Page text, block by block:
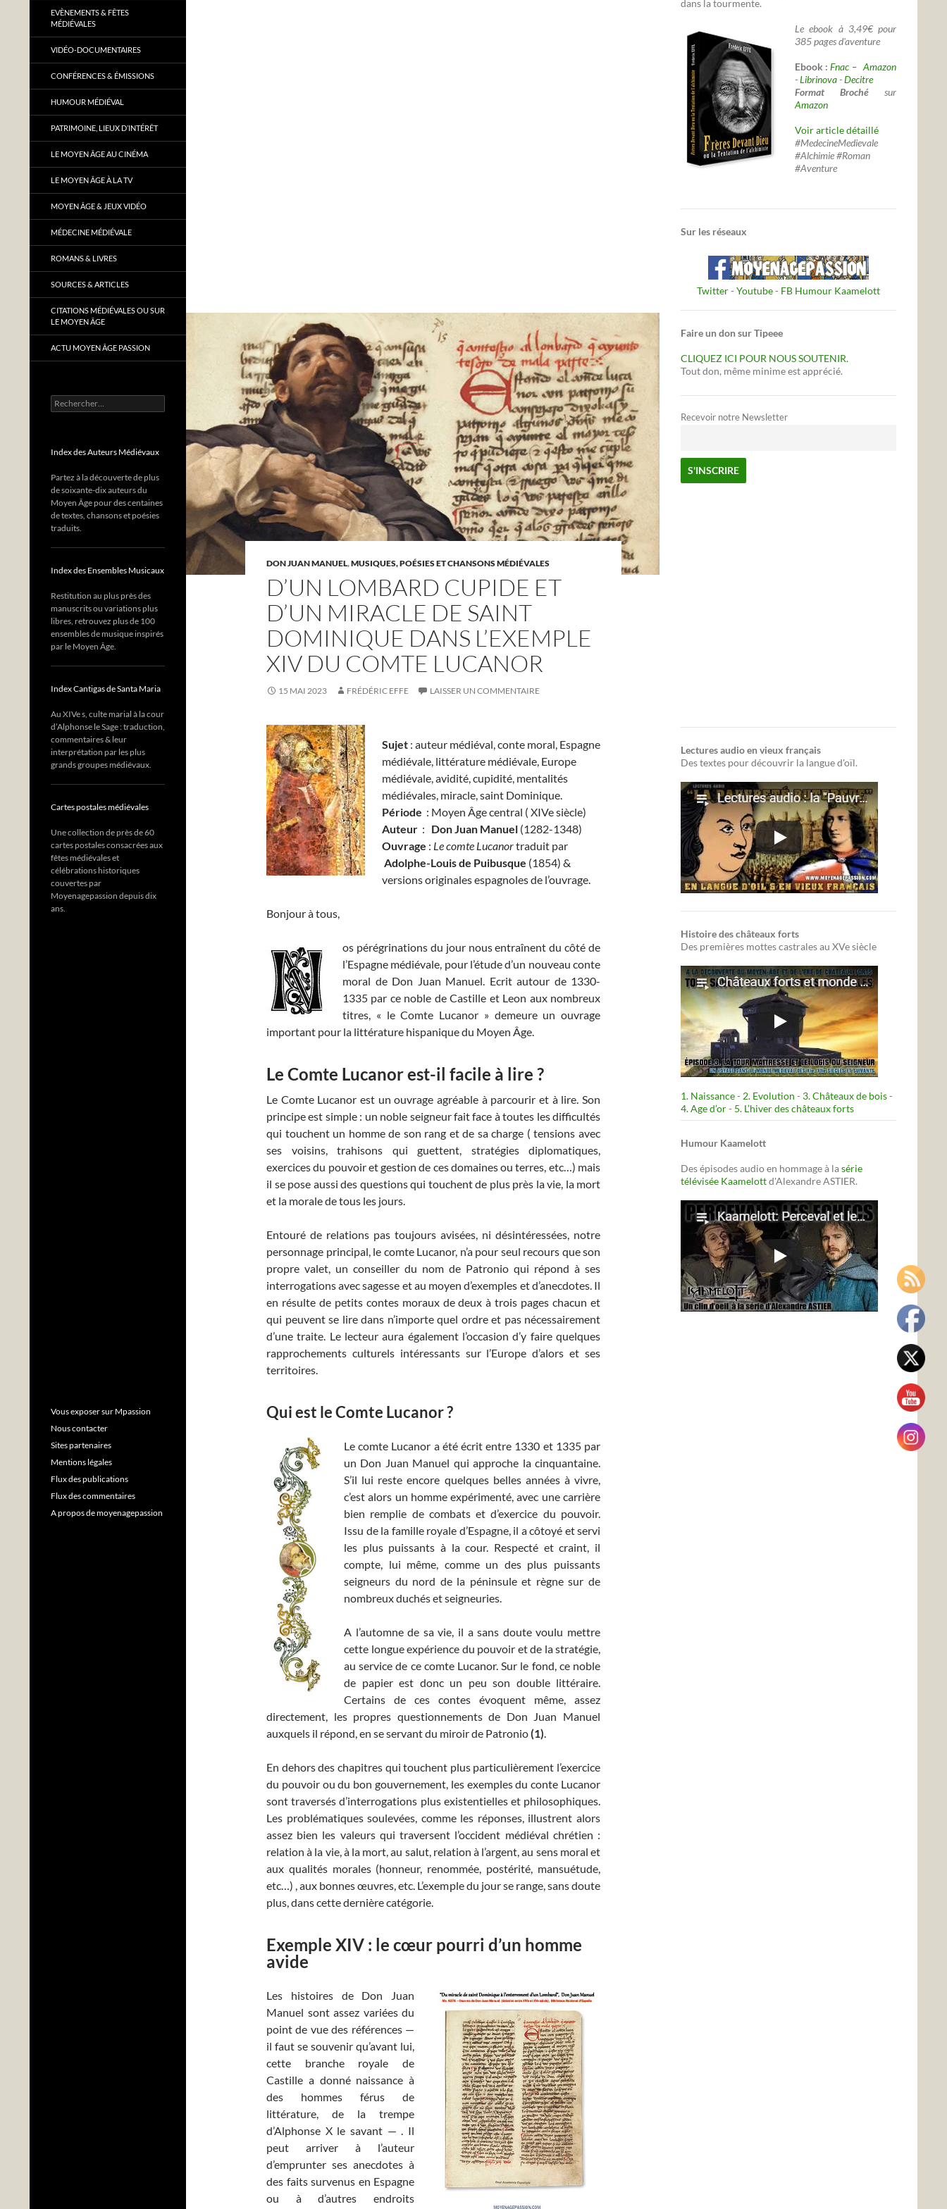
DON JUAN MANUEL,MUSIQUES, POÉSIES ET CHANSONS MÉDIÉVALES
D’UN LOMBARD CUPIDE ET
D’UN MIRACLE DE SAINT
DOMINIQUE DANS L’EXEMPLE
XIV DU COMTE LUCANOR
15 MAI 2023 FRÉDÉRIC EFFE LAISSER UN COMMENTAIRE
Sujet : auteur médiéval, conte moral, Espagne
médiévale, littérature médiévale, Europe
médiévale, avidité, cupidité, mentalités
médiévales, miracle, saint Dominique.
Période : Moyen Âge central ( XIVe siècle)
Auteur : Don Juan Manuel (1282-1348)
Ouvrage : Le comte Lucanortraduit par
Adolphe-Louis de Puibusque (1854) &
versions originales espagnoles de l’ouvrage.
Bonjour à tous,
os pérégrinations du jour nous entraînent du côté de
l’Espagne médiévale, pour l’étude d’un nouveau conte
moral de Don Juan Manuel. Ecrit autour de 1330-
1335 par ce noble de Castille et Leon aux nombreux
titres, « le Comte Lucanor » demeure un ouvrage
important pour la littérature hispanique du Moyen Âge.
Le Comte Lucanor est-il facile à lire ?
Le Comte Lucanor est un ouvrage agréable à parcourir et à lire. Son
principe est simple : un noble seigneur fait face à toutes les difficultés
qui touchent un homme de son rang et de sa charge ( tensions avec
ses voisins, trahisons qui guettent, stratégies diplomatiques,
exercices du pouvoir et gestion de ces domaines ou terres, etc…) mais
il se pose aussi des questions qui touchent de plus près la vie, la mort
et la morale de tous les jours.
Entouré de relations pas toujours avisées, ni désintéressées, notre
personnage principal, le comte Lucanor, n’a pour seul recours que son
propre valet, un conseiller du nom de Patronio qui répond à ses
interrogations avec sagesse et au moyen d’exemples et d’anecdotes. Il
en résulte de petits contes moraux de deux à trois pages chacun et
qui peuvent se lire dans n’importe quel ordre et pas nécessairement
d’une traite. Le lecteur aura également l’occasion d’y faire quelques
rapprochements culturels intéressants sur l’Europe d’alors et ses
territoires.
Qui est le Comte Lucanor ?
Le comte Lucanor a été écrit entre 1330 et 1335 par
un Don Juan Manuel qui approche la cinquantaine.
S’il lui reste encore quelques belles années à vivre,
c’est alors un homme expérimenté, avec une carrière
bien remplie de combats et d’exercice du pouvoir.
Issu de la famille royale d’Espagne, il a côtoyé et servi
les plus puissants à la cour. Respecté et craint, il
compte, lui même, comme un des plus puissants
seigneurs du nord de la péninsule et règne sur de
nombreux duchés et seigneuries.
A l’automne de sa vie, il a sans doute voulu mettre
cette longue expérience du pouvoir et de la stratégie,
au service de ce comte Lucanor. Sur le fond, ce noble
de papier est donc un peu son double littéraire.
Certains de ces contes évoquent même, assez
directement, les propres questionnements de Don Juan Manuel
auxquels il répond, en se servant du miroir de Patronio(1).
En dehors des chapitres qui touchent plus particulièrement l’exercice
du pouvoir ou du bon gouvernement, les exemples du conte Lucanor
sont traversés d’interrogations plus existentielles et philosophiques.
Les problématiques soulevées, comme les réponses, illustrent alors
assez bien les valeurs qui traversent l’occident médiéval chrétien :
relation à la vie, à la mort, au salut, relation à l’argent, au sens moral et
aux qualités morales (honneur, renommée, postérité, mansuétude,
etc…) , aux bonnes œuvres, etc. L’exemple du jour se range, sans doute
plus, dans cette dernière catégorie.
Exemple XIV : le cœur pourri d’un homme
avide
Les histoires de Don Juan
Manuel sont assez variées du
point de vue des références —
il faut se souvenir qu’avant lui,
cette branche royale de
Castille a donné naissance à
des hommes férus de
littérature, de la trempe
d’Alphonse X le savant — . Il
peut arriver à l’auteur
d’emprunter ses anecdotes à
des faits survenus en Espagne
ou à d’autres endroits
dans la tourmente.
Le ebook à 3,49€ pour
385 pages d'aventure
Ebook :Fnac – Amazon
-Librinova-Decitre
Format Broché sur
Amazon
Voir article détaillé
#MedecineMedievale
#Alchimie #Roman
#Aventure
Sur les réseaux
Twitter- Youtube- FB Humour Kaamelott
Faire un don sur Tipeee
CLIQUEZ ICI POUR NOUS SOUTENIR.
Tout don, même minime est apprécié.
Recevoir notre Newsletter
Lectures audio en vieux français
Des textes pour découvrir la langue d'oïl.
Histoire des châteaux forts
Des premières mottes castrales au XVe siècle
1. Naissance- 2. Evolution - 3. Châteaux de bois-
4. Age d’or- 5. L’hiver des châteaux forts
Humour Kaamelott
Des épisodes audio en hommage à lasérie
télévisée Kaamelottd'Alexandre ASTIER.
EVÈNEMENTS & FÊTES
MÉDIÉVALES
VIDÉO-DOCUMENTAIRES
CONFÉRENCES & ÉMISSIONS
HUMOUR MÉDIÉVAL
PATRIMOINE, LIEUX D’INTÉRÊT
LE MOYEN ÂGE AU CINÉMA
LE MOYEN ÂGE À LA TV
MOYEN ÂGE & JEUX VIDÉO
MÉDECINE MÉDIÉVALE
ROMANS & LIVRES
SOURCES & ARTICLES
CITATIONS MÉDIÉVALES OU SUR
LE MOYEN ÂGE
ACTU MOYEN ÂGE PASSION
Rechercher :
Index des Auteurs Médiévaux
Partez à la découverte de plus
de soixante-dix auteurs du
Moyen Âge pour des centaines
de textes, chansons et poésies
traduits.
Index des Ensembles Musicaux
Restitution au plus près des
manuscrits ou variations plus
libres, retrouvez plus de 100
ensembles de musique inspirés
par le Moyen Âge.
Index Cantigas de Santa Maria
Au XIVe s, culte marial à la cour
d’Alphonse le Sage : traduction,
commentaires & leur
interprétation par les plus
grands groupes médiévaux.
Cartes postales médiévales
Une collection de près de 60
cartes postales consacrées aux
fêtes médiévales et
célébrations historiques
couvertes par
Moyenagepassion depuis dix
ans.
Vous exposer sur Mpassion
Nous contacter
Sites partenaires
Mentions légales
Flux des publications
Flux des commentaires
A propos de moyenagepassion